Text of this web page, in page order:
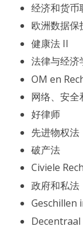
经济和货币
欧洲数据保
健康法 II
法律与经济
OM en
网络、安全
好律师
先进物权法
破产法
Civiele
政府和私法
Geschillen